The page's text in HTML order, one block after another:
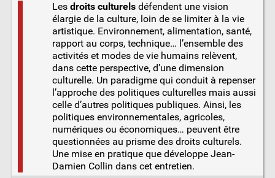
Les droits culturelsdéfendent une vision
élargie de la culture, loin de se limiter à la vie
artistique. Environnement, alimentation, santé,
rapport au corps, technique… l’ensemble des
activités et modes de vie humains relèvent,
dans cette perspective, d’une dimension
culturelle. Un paradigme qui conduit à repenser
l’approche des politiques culturelles mais aussi
celle d’autres politiques publiques. Ainsi, les
politiques environnementales, agricoles,
numériques ou économiques… peuvent être
questionnées au prisme des droits culturels.
Une mise en pratique que développe Jean-
Damien Collin dans cet entretien.